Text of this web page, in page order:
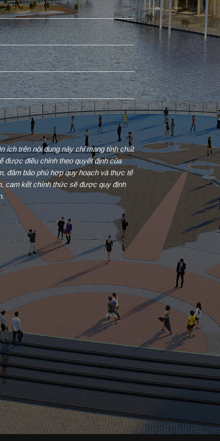
ích trên nội dung này chỉ mang tính chất
được điều chỉnh theo quyết định của
đảm bảo phù hợp quy hoạch và thực tế
cam kết chính thức sẽ được quy định